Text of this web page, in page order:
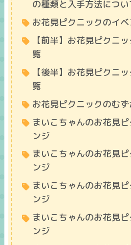
の種類と入手方法につい
お花見ピクニックのイ
【前半】お花見ピクニ
覧
【後半】お花見ピクニ
覧
お花見ピクニックのむ
まいこちゃんのお花見
ンジ
まいこちゃんのお花見
ンジ
まいこちゃんのお花見
ンジ
まいこちゃんのお花見
ンジ